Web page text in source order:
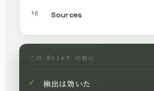
§6 Sources
この Brief の核心
✓ 検出は効いた